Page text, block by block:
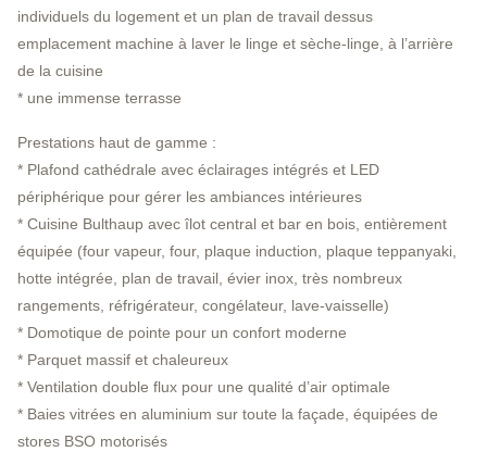
individuels du logement et un plan de travail dessus
emplacement machine à laver le linge et sèche-linge, à l’arrière
de la cuisine
* une immense terrasse
Prestations haut de gamme :
* Plafond cathédrale avec éclairages intégrés et LED
périphérique pour gérer les ambiances intérieures
* Cuisine Bulthaup avec îlot central et bar en bois, entièrement
équipée (four vapeur, four, plaque induction, plaque teppanyaki,
hotte intégrée, plan de travail, évier inox, très nombreux
rangements, réfrigérateur, congélateur, lave-vaisselle)
* Domotique de pointe pour un confort moderne
* Parquet massif et chaleureux
* Ventilation double flux pour une qualité d’air optimale
* Baies vitrées en aluminium sur toute la façade, équipées de
stores BSO motorisés